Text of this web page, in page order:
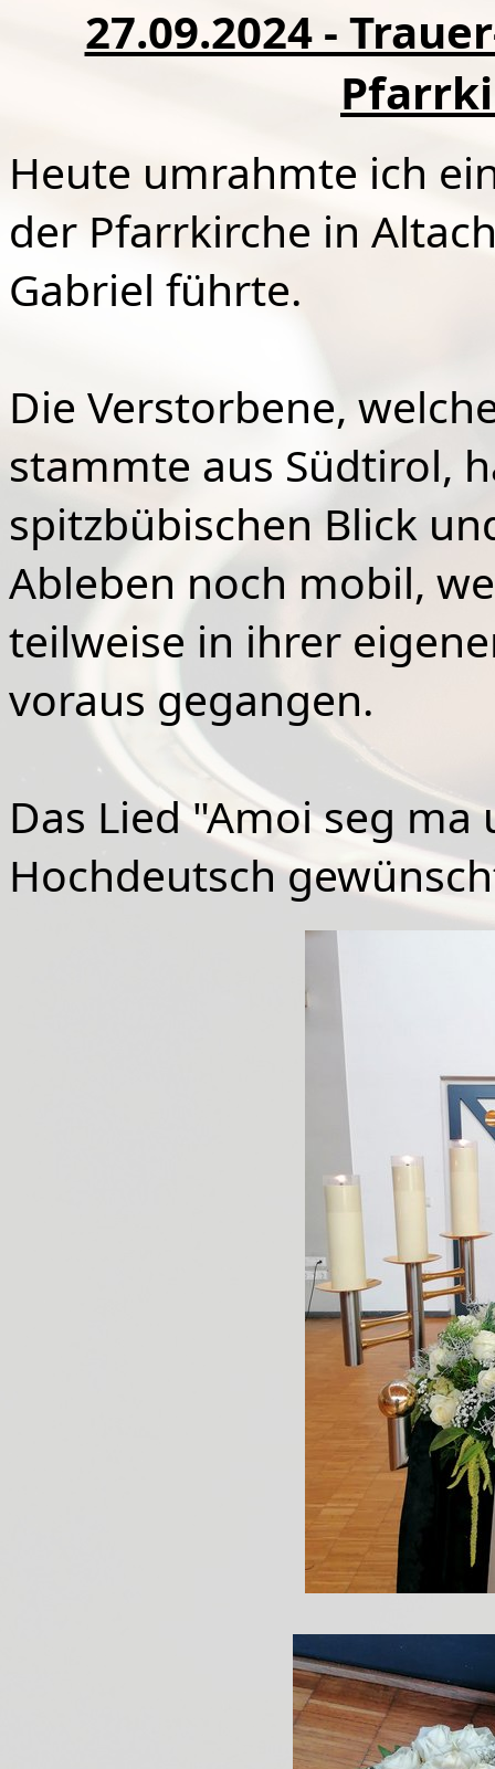
27.09.2024 -
Heute umrahmte ich
der Pfarrkirche in
Gabriel führte.
Die Verstorbene,
stammte aus Südtirol,
spitzbübischen Blick
Ableben noch mobil,
teilweise in ihrer
voraus gegangen.
Das Lied "Amoi seg
Hochdeutsch